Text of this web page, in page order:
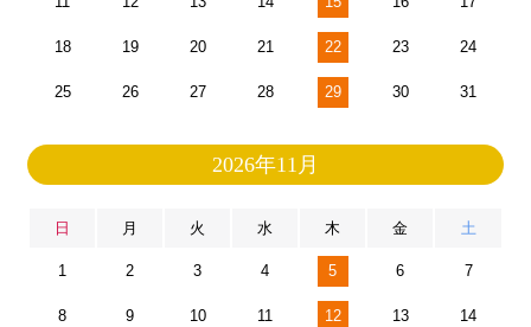
18 19 20 21 22 23 24
25 26 27 28 29 30 31
2026年11月
日 月 火 水 木 金 土
1 2 3 4 5 6 7
8 9 10 11 12 13 14